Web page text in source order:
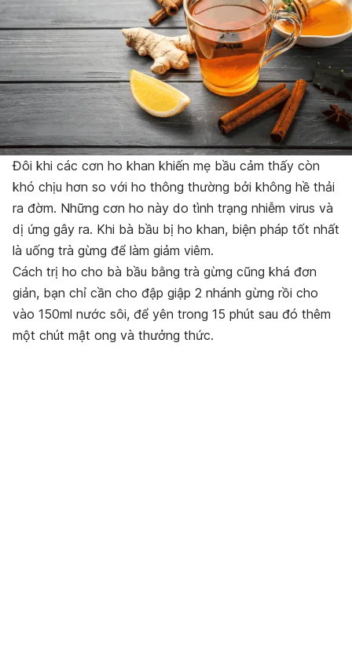
Đôi khi các cơn ho khan khiến mẹ bầu cảm thấy còn
khó chịu hơn so với ho thông thường bởi không hề thải
ra đờm. Những cơn ho này do tình trạng nhiễm virus và
dị ứng gây ra. Khi bà bầu bị ho khan, biện pháp tốt nhất
là uống trà gừng để làm giảm viêm.
Cách trị ho cho bà bầu bằng trà gừng cũng khá đơn
giản, bạn chỉ cần cho đập giập 2 nhánh gừng rồi cho
vào 150ml nước sôi, để yên trong 15 phút sau đó thêm
một chút mật ong và thưởng thức.